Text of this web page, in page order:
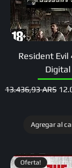
Resident Evil
Digital
Precio
13.436,93 ARS
Agregar al
Oferta!